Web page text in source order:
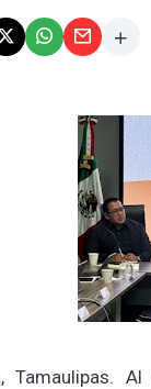
Tamaulipas.